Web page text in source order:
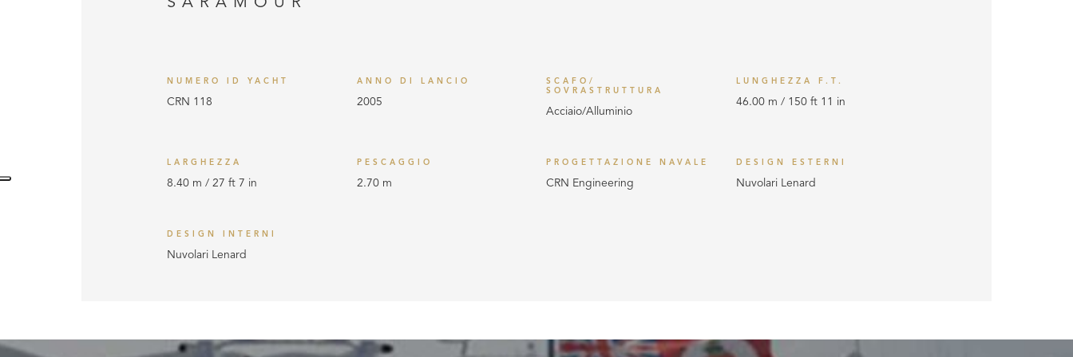
NUMERO ID YACHT
CRN 118
ANNO DI LANCIO
2005
SCAFO/
SOVRASTRUTTURA
Acciaio/Alluminio
LUNGHEZZA F.T.
46.00 m / 150 ft 11 in
LARGHEZZA
8.40 m / 27 ft 7 in
PESCAGGIO
2.70 m
PROGETTAZIONE NAVALE
CRN Engineering
DESIGN ESTERNI
Nuvolari Lenard
DESIGN INTERNI
Nuvolari Lenard